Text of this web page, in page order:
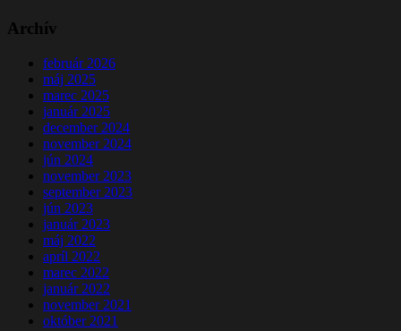
Archív
február 2026
máj 2025
marec 2025
január 2025
december 2024
november 2024
jún 2024
november 2023
september 2023
jún 2023
január 2023
máj 2022
apríl 2022
marec 2022
január 2022
november 2021
október 2021